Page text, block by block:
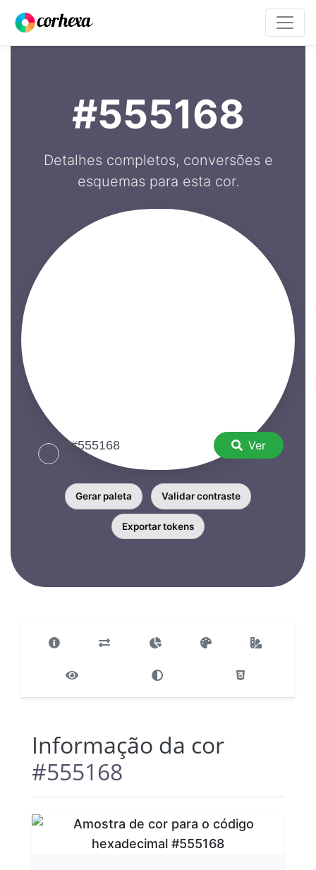
#555168
Detalhes completos, conversões e
esquemas para esta cor.
Ver
Gerar paleta Validar contraste
Exportar tokens
Informação da cor
#555168